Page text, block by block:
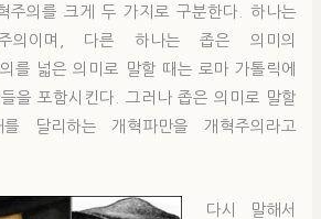
주의를 크게 두 가지로 구분한다. 하나는
의이며, 다른 하나는 좁은 의미의
를 넓은 의미로 말할 때는 로마 가톨릭에
을 포함시킨다. 그러나 좁은 의미로 말할
달리하는 개혁파만을 개혁주의라고
다시 말해서